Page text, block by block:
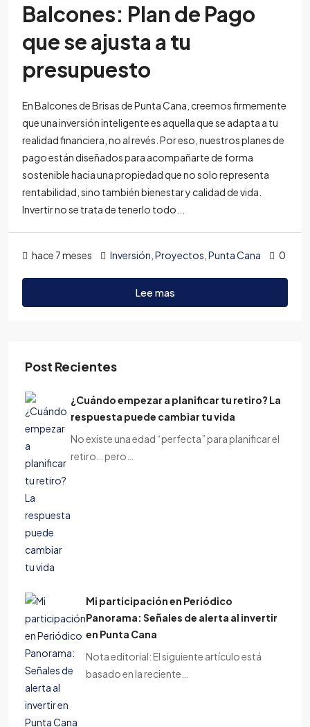
Balcones: Plan de Pago
que se ajusta a tu
presupuesto
En Balcones de Brisas de Punta Cana, creemos firmemente
que una inversión inteligente es aquella que se adapta a tu
realidad financiera, no al revés. Por eso, nuestros planes de
pago están diseñados para acompañarte de forma
sostenible hacia una propiedad que no solo representa
rentabilidad, sino también bienestar y calidad de vida.
Invertir no se trata de tenerlo todo...
hace 7 meses Inversión Proyectos Punta Cana 0
Lee mas
Post Recientes
¿Cuándo empezar a planificar tu retiro? La
respuesta puede cambiar tu vida
No existe una edad “perfecta” para planificar el
retiro… pero…
Mi participación en Periódico
Panorama: Señales de alerta al invertir
en Punta Cana
Nota editorial: El siguiente artículo está
basado en la reciente…